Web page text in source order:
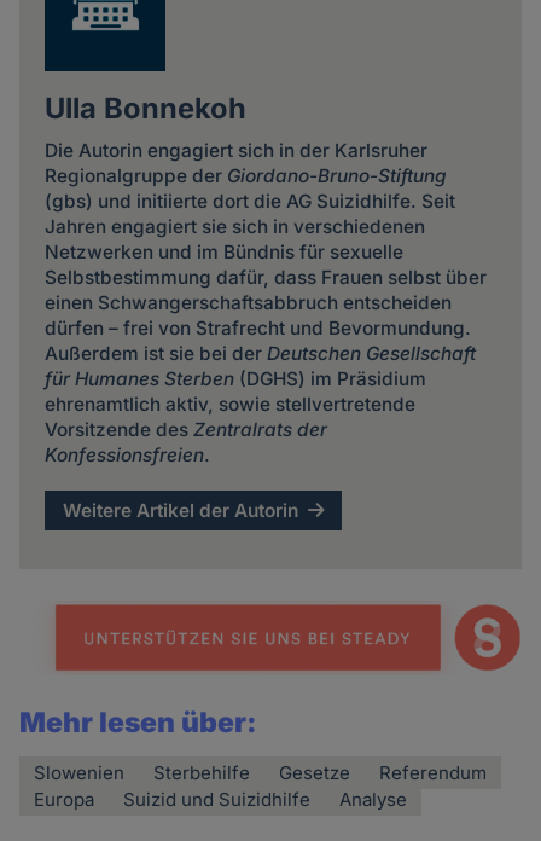
Ulla Bonnekoh
Die Autorin engagiert sich in der Karlsruher
Regionalgruppe der Giordano-Bruno-Stiftung
(gbs) und initiierte dort die AG Suizidhilfe. Seit
Jahren engagiert sie sich in verschiedenen
Netzwerken und im Bündnis für sexuelle
Selbstbestimmung dafür, dass Frauen selbst über
einen Schwangerschaftsabbruch entscheiden
dürfen – frei von Strafrecht und Bevormundung.
Außerdem ist sie bei der Deutschen Gesellschaft
für Humanes Sterben(DGHS) im Präsidium
ehrenamtlich aktiv, sowie stellvertretende
Vorsitzende des Zentralrats der
Konfessionsfreien.
Weitere Artikel der Autorin
Mehr lesen über:
Slowenien Sterbehilfe Gesetze
Referendum
Europa
Suizid und Suizidhilfe Analyse